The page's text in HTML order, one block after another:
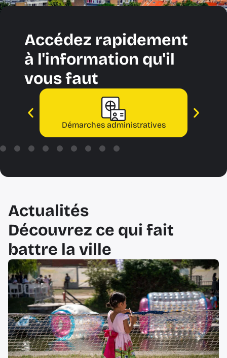
Accédez rapidement
à l'information qu'il
vous faut
Démarches administratives
Actualités
Découvrez ce qui fait
battre la ville